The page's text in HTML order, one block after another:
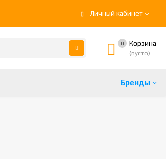
Личный кабинет
0 Корзина
(пусто)
Бренды